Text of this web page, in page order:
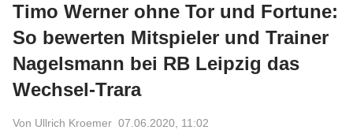
Timo Werner ohne Tor und Fortune:
So bewerten Mitspieler und Trainer
Nagelsmann bei RB Leipzig das
Wechsel-Trara
Von Ullrich Kroemer 07.06.2020, 11:02